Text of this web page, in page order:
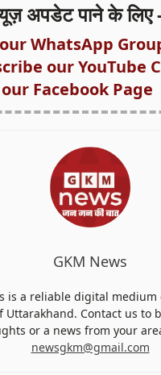
अपडेट पाने के लिए
WhatsApp
our YouTube
Facebook Page
GKM News
is a reliable digital medium
Uttarakhand. Contact us to
or a news from your
newsgkm@gmail.com